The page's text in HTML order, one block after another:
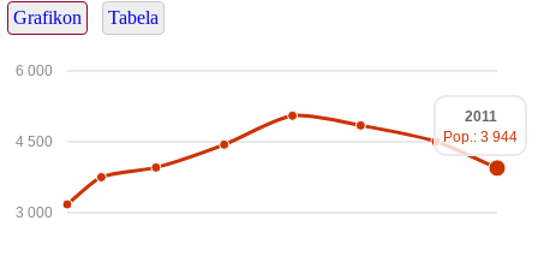
Grafikon Tabela
3 000
4 500
6 000
2011
Pop.: 3 944